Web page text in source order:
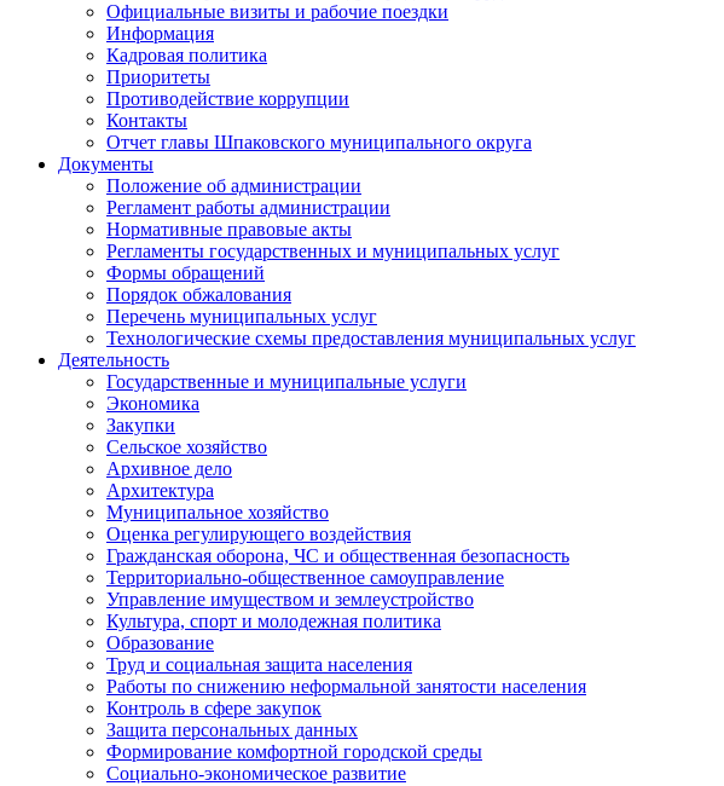
Официальные визиты и рабочие поездки
Информация
Кадровая политика
Приоритеты
Противодействие коррупции
Контакты
Отчет главы Шпаковского муниципального округа
Документы
Положение об администрации
Регламент работы администрации
Нормативные правовые акты
Регламенты государственных и муниципальных услуг
Формы обращений
Порядок обжалования
Перечень муниципальных услуг
Технологические схемы предоставления муниципальных услуг
Деятельность
Государственные и муниципальные услуги
Экономика
Закупки
Сельское хозяйство
Архивное дело
Архитектура
Муниципальное хозяйство
Оценка регулирующего воздействия
Гражданская оборона, ЧС и общественная безопасность
Территориально-общественное самоуправление
Управление имуществом и землеустройство
Культура, спорт и молодежная политика
Образование
Труд и социальная защита населения
Работы по снижению неформальной занятости населения
Контроль в сфере закупок
Защита персональных данных
Формирование комфортной городской среды
Социально-экономическое развитие